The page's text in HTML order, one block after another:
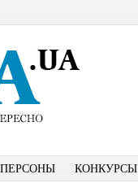
ПЕРСОНЫ КОНКУРСЫ